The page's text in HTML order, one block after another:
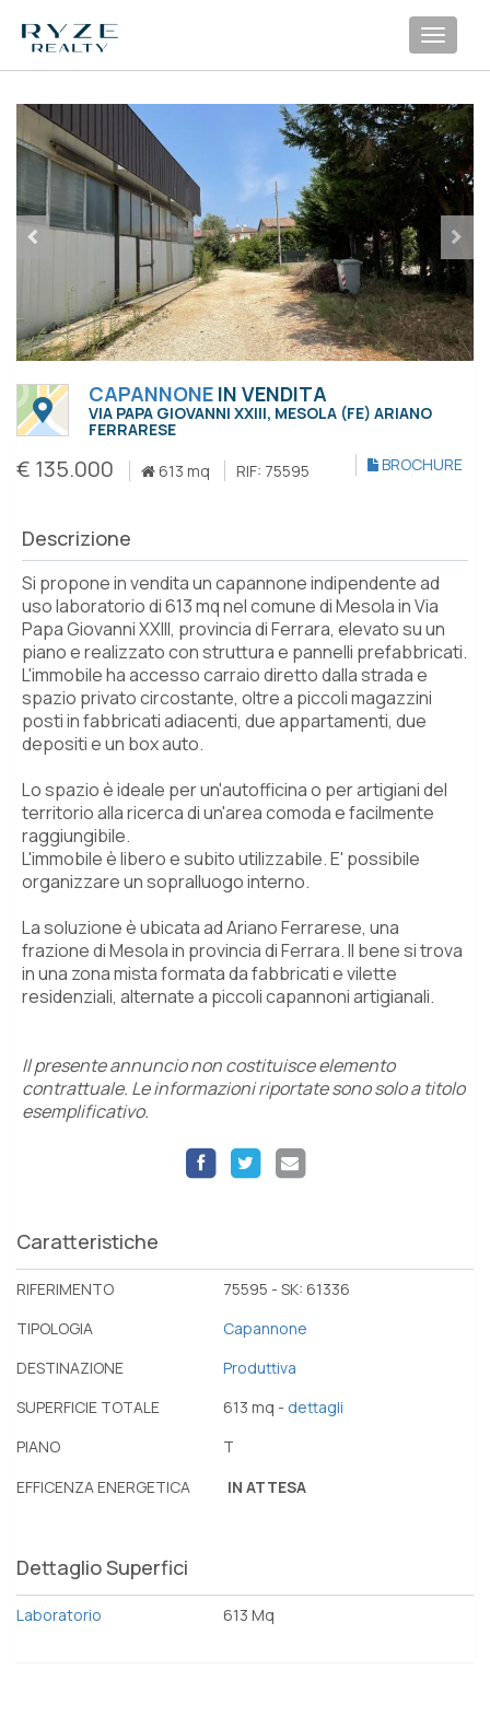
CAPANNONE IN VENDITA
VIA PAPA GIOVANNI XXIII, MESOLA (FE) ARIANO
FERRARESE
€ 135.000 613 mq RIF: 75595 BROCHURE
Descrizione
Si propone in vendita un capannone indipendente ad
uso laboratorio di 613 mq nel comune di Mesola in Via
Papa Giovanni XXIII, provincia di Ferrara, elevato su un
piano e realizzato con struttura e pannelli prefabbricati.
L'immobile ha accesso carraio diretto dalla strada e
spazio privato circostante, oltre a piccoli magazzini
posti in fabbricati adiacenti, due appartamenti, due
depositi e un box auto.
Lo spazio è ideale per un'autofficina o per artigiani del
territorio alla ricerca di un'area comoda e facilmente
raggiungibile.
L'immobile è libero e subito utilizzabile. E' possibile
organizzare un sopralluogo interno.
La soluzione è ubicata ad Ariano Ferrarese, una
frazione di Mesola in provincia di Ferrara. Il bene si trova
in una zona mista formata da fabbricati e vilette
residenziali, alternate a piccoli capannoni artigianali.
Il presente annuncio non costituisce elemento
contrattuale. Le informazioni riportate sono solo a titolo
esemplificativo.
Caratteristiche
RIFERIMENTO
75595 - SK: 61336
TIPOLOGIA
Capannone
DESTINAZIONE
Produttiva
SUPERFICIE TOTALE
613 mq - dettagli
PIANO
T
EFFICENZA ENERGETICA
IN ATTESA
Dettaglio Superfici
Laboratorio 613 Mq